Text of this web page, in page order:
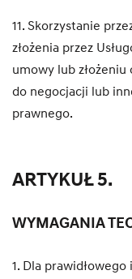
11. Skorzystanie
złożenia przez
umowy lub
do negocjacji lub
prawnego.
ARTYKUŁ 5.
WYMAGANIA
1. Dla